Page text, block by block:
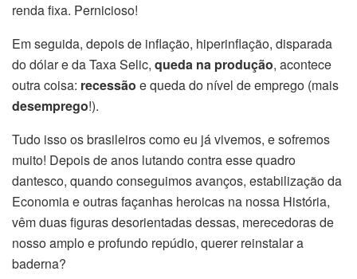
renda fixa. Pernicioso!
Em seguida, depois de inflação, hiperinflação, disparada
do dólar e da Taxa Selic, queda na produção, acontece
outra coisa: recessão e queda do nível de emprego (mais
desemprego!).
Tudo isso os brasileiros como eu já vivemos, e sofremos
muito! Depois de anos lutando contra esse quadro
dantesco, quando conseguimos avanços, estabilização da
Economia e outras façanhas heroicas na nossa História,
vêm duas figuras desorientadas dessas, merecedoras de
nosso amplo e profundo repúdio, querer reinstalar a
baderna?